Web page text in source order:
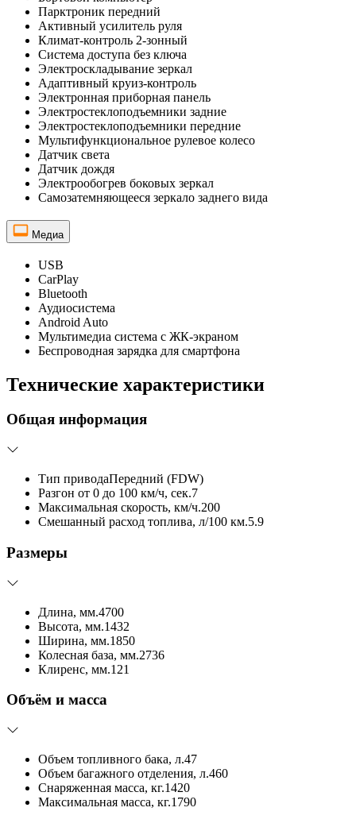
Парктроник передний
Активный усилитель руля
Климат-контроль 2-зонный
Система доступа без ключа
Электроскладывание зеркал
Адаптивный круиз-контроль
Электронная приборная панель
Электростеклоподъемники задние
Электростеклоподъемники передние
Мультифункциональное рулевое колесо
Датчик света
Датчик дождя
Электрообогрев боковых зеркал
Самозатемняющееся зеркало заднего вида
Медиа
USB
CarPlay
Bluetooth
Аудиосистема
Android Auto
Мультимедиа система с ЖК-экраном
Беспроводная зарядка для смартфона
Технические характеристики
Общая информация
Тип приводаПередний (FDW)
Разгон от 0 до 100 км/ч, сек.7
Максимальная скорость, км/ч.200
Смешанный расход топлива, л/100 км.5.9
Размеры
Длина, мм.4700
Высота, мм.1432
Ширина, мм.1850
Колесная база, мм.2736
Клиренс, мм.121
Объём и масса
Объем топливного бака, л.47
Объем багажного отделения, л.460
Снаряженная масса, кг.1420
Максимальная масса, кг.1790